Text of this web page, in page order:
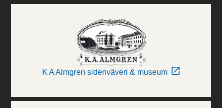
K A Almgren sidenväveri & museum